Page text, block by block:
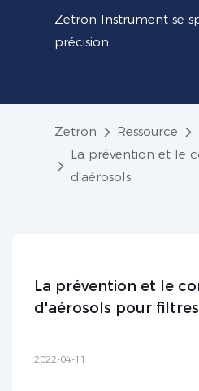
Zetron Instrument se
précision.
Zetron Ressource
La prévention et le
d'aérosols.
La prévention et le
d'aérosols pour
2022-04-11